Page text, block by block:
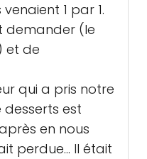
1 par 1.
demander (le
et de
qui a pris notre
est
en nous
perdue... Il était